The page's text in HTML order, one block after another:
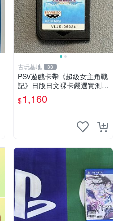
古玩基地 33
PSV遊戲卡帶《超級女主角戰
記》日版日文裸卡嚴選實測正
常索尼專用 超級女主角戰記
PSV 日版 裸卡
$1,160